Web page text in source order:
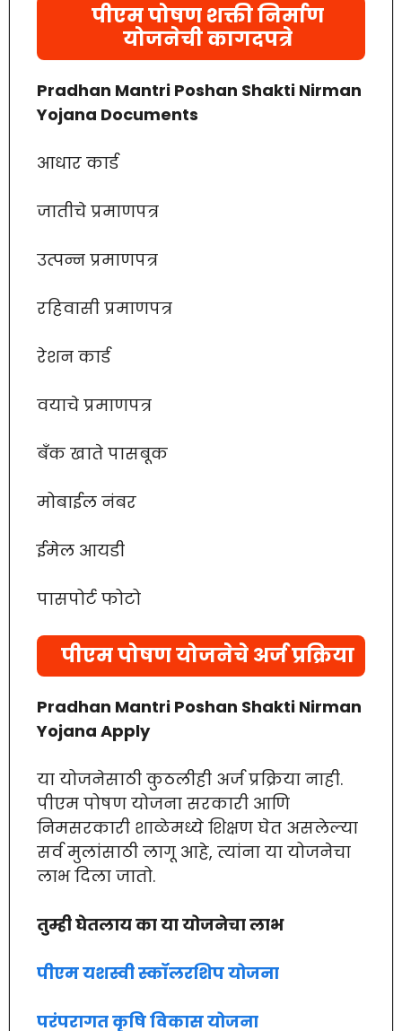
पीएम पोषण शक्ती निर्माण
योजनेची कागदपत्रे
Pradhan Mantri Poshan Shakti Nirman
Yojana Documents
आधार कार्ड
जातीचे प्रमाणपत्र
उत्पन्न प्रमाणपत्र
रहिवासी प्रमाणपत्र
रेशन कार्ड
वयाचे प्रमाणपत्र
बँक खाते पासबूक
मोबाईल नंबर
ईमेल आयडी
पासपोर्ट फोटो
पीएम पोषण योजनेचे अर्ज प्रक्रिया
Pradhan Mantri Poshan Shakti Nirman
Yojana Apply
या योजनेसाठी कुठलीही अर्ज प्रक्रिया नाही.
पीएम पोषण योजना सरकारी आणि
निमसरकारी शाळेमध्ये शिक्षण घेत असलेल्या
सर्व मुलांसाठी लागू आहे, त्यांना या योजनेचा
लाभ दिला जातो.
तुम्ही घेतलाय का या योजनेचा लाभ
पीएम यशस्वी स्कॉलरशिप योजना
परंपरागत कृषि विकास योजना